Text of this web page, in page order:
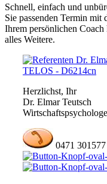
Schnell, einfach und
Sie passenden Termin
Ihrem persönlichen Coach
alles Weitere.
Herzlichst, Ihr
Dr. Elmar Teutsch
0471